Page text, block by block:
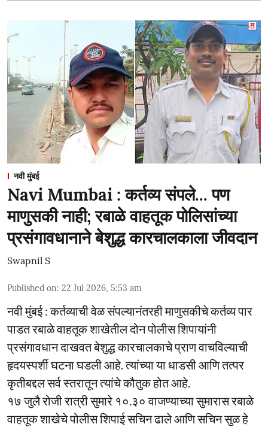
नवी मुंबई
Navi Mumbai : कर्तव्य संपले... पण
माणुसकी नाही; रबाळे वाहतूक पोलिसांच्या
प्रसंगावधानाने बेशुद्ध कारचालकाला जीवदान
Swapnil S
Published on: 22 Jul 2026, 5:53 am
नवी मुंबई : कर्तव्याची वेळ संपल्यानंतरही माणुसकीचे कर्तव्य पार
पाडत रबाळे वाहतूक शाखेतील दोन पोलीस शिपायांनी
प्रसंगावधान दाखवत बेशुद्ध कारचालकाचे प्राण वाचविल्याची
हृदयस्पर्शी घटना घडली आहे. त्यांच्या या धाडसी आणि तत्पर
कृतीबद्दल सर्व स्तरातून त्यांचे कौतुक होत आहे.
१७ जुलै रोजी रात्री सुमारे १०.३० वाजण्याच्या सुमारास रबाळे
वाहतूक शाखेचे पोलीस शिपाई सचिन ढाले आणि सचिन सुळ हे